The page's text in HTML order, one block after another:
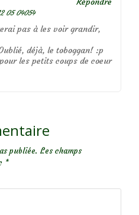
05 04054
pas à les voir grandir,
déjà, le toboggan! :p
les petits coups de coeur
publiée. Les champs
*